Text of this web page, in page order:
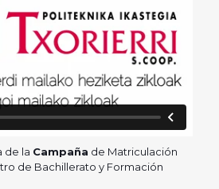
de la Campaña de Matriculación
de Bachillerato y Formación